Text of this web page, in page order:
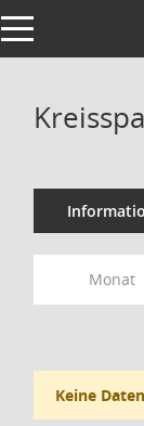
Toggle navigation
Monat
Keine